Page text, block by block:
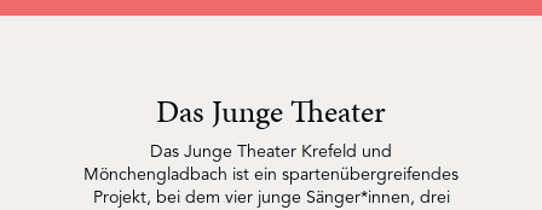
Das Junge Theater
Das Junge Theater Krefeld und
Mönchengladbach ist ein spartenübergreifendes
Projekt, bei dem vier junge Sänger*innen, drei